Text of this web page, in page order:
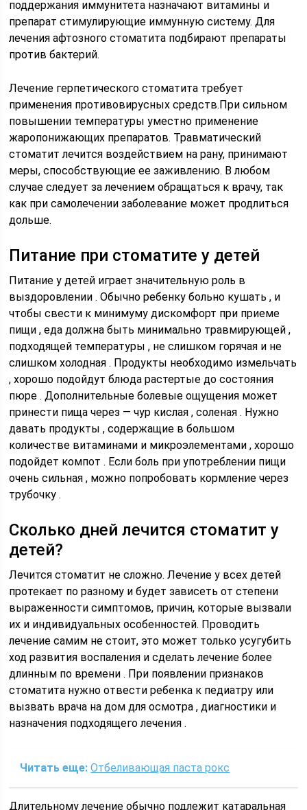
поддержания иммунитета назначают витамины и
препарат стимулирующие иммунную систему. Для
лечения афтозного стоматита подбирают препараты
против бактерий.
Лечение герпетического стоматита требует
применения противовирусных средств.При сильном
повышении температуры уместно применение
жаропонижающих препаратов. Травматический
стоматит лечится воздействием на рану, принимают
меры, способствующие ее заживлению. В любом
случае следует за лечением обращаться к врачу, так
как при самолечении заболевание может продлиться
дольше.
Питание при стоматите у детей
Питание у детей играет значительную роль в
выздоровлении . Обычно ребенку больно кушать , и
чтобы свести к минимуму дискомфорт при приеме
пищи , еда должна быть минимально травмирующей ,
подходящей температуры , не слишком горячая и не
слишком холодная . Продукты необходимо измельчать
, хорошо подойдут блюда растертые до состояния
пюре . Дополнительные болевые ощущения может
принести пища через — чур кислая , соленая . Нужно
давать продукты , содержащие в большом
количестве витаминами и микроэлементами , хорошо
подойдет компот . Если боль при употреблении пищи
очень сильная , можно попробовать кормление через
трубочку .
Сколько дней лечится стоматит у
детей?
Лечится стоматит не сложно. Лечение у всех детей
протекает по разному и будет зависеть от степени
выраженности симптомов, причин, которые вызвали
их и индивидуальных особенностей. Проводить
лечение самим не стоит, это может только усугубить
ход развития воспаления и сделать лечение более
длинным по времени . При появлении признаков
стоматита нужно отвести ребенка к педиатру или
вызвать врача на дом для осмотра , диагностики и
назначения подходящего лечения .
Читать еще: Отбеливающая паста рокс
Длительному лечение обычно подлежит катаральная